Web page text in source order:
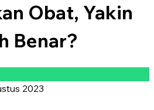
Obat, Yakin
Benar?
2023